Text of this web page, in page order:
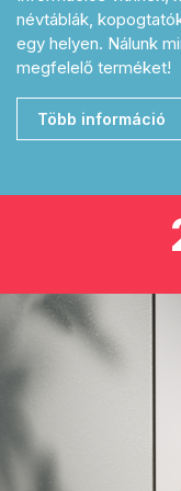
névtáblák,
egy helyen. Nálunk
megfelelő terméket!
Több információ